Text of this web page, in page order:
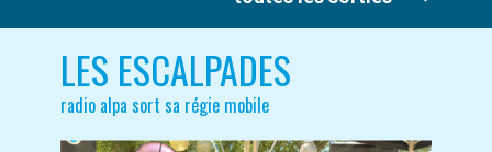
LES ESCALPADES
radio alpa sort sa régie mobile